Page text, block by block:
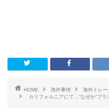
HOME 海外事情
海外トレー
カリフォルニアにて，”なぜか”プ